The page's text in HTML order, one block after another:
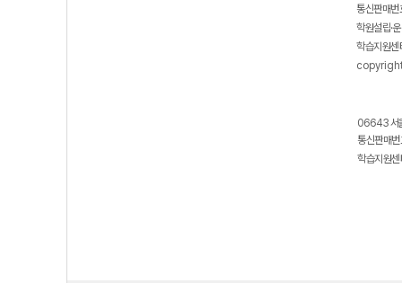
통신판매
학원설립·
학습지원
06643 서
통신판매
학습지원